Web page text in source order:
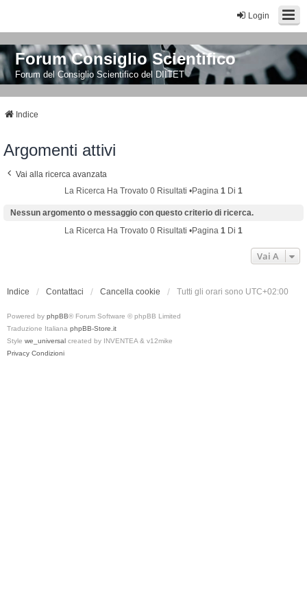
Login
Forum Consiglio Scientifico
Forum del Consiglio Scientifico del DIITET
Indice
Argomenti attivi
Vai alla ricerca avanzata
La Ricerca Ha Trovato 0 Risultati •Pagina 1 Di 1
Nessun argomento o messaggio con questo criterio di ricerca.
La Ricerca Ha Trovato 0 Risultati •Pagina 1 Di 1
Vai A
Indice Contattaci Cancella cookie Tutti gli orari sono UTC+02:00
Powered by phpBB® Forum Software © phpBB Limited
Traduzione Italiana phpBB-Store.it
Style we_universal created by INVENTEA & v12mike
Privacy Condizioni